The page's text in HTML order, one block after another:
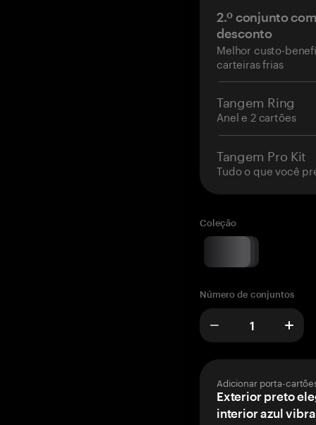
2.º conjunto
desconto
Melhor custo-
carteiras frias
Tangem Ring
Anel e 2 cartões
Tangem Pro Kit
Tudo o que você
Coleção
Número de conjuntos
Adicionar porta-
Exterior preto
interior azul